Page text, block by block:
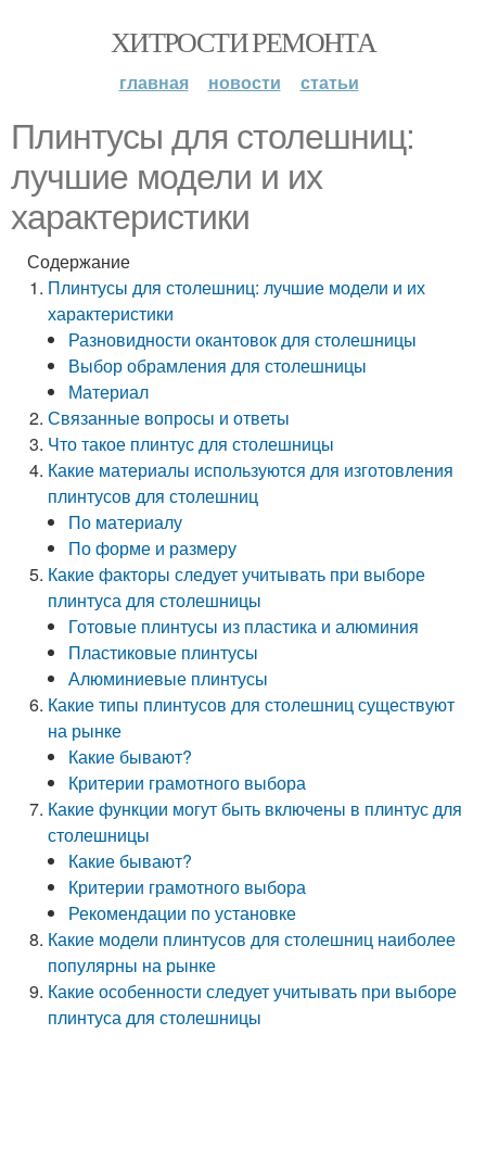
ХИТРОСТИ РЕМОНТА
главная новости статьи
Плинтусы для столешниц:
лучшие модели и их
характеристики
Содержание
Плинтусы для столешниц: лучшие модели и их
характеристики
Разновидности окантовок для столешницы
Выбор обрамления для столешницы
Материал
Связанные вопросы и ответы
Что такое плинтус для столешницы
Какие материалы используются для изготовления
плинтусов для столешниц
По материалу
По форме и размеру
Какие факторы следует учитывать при выборе
плинтуса для столешницы
Готовые плинтусы из пластика и алюминия
Пластиковые плинтусы
Алюминиевые плинтусы
Какие типы плинтусов для столешниц существуют
на рынке
Какие бывают?
Критерии грамотного выбора
Какие функции могут быть включены в плинтус для
столешницы
Какие бывают?
Критерии грамотного выбора
Рекомендации по установке
Какие модели плинтусов для столешниц наиболее
популярны на рынке
Какие особенности следует учитывать при выборе
плинтуса для столешницы